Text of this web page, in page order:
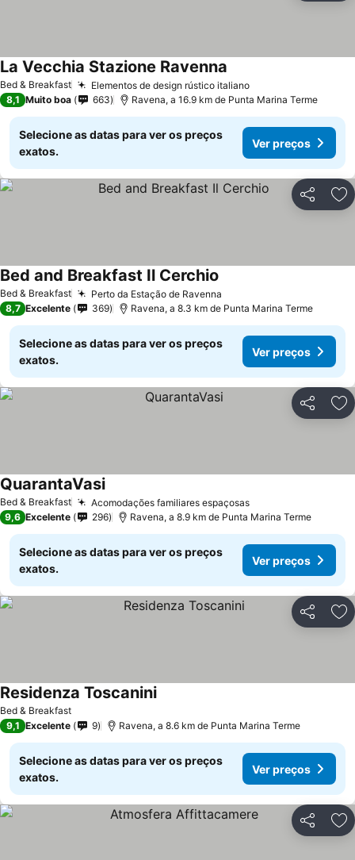
Bed & Breakfast Elementos de design rústico italiano
La Vecchia Stazione Ravenna
8,1 Muito boa 663 Ravena, a 16.9 km de Punta Marina Terme
Selecione as datas para ver os preços
exatos.
Ver preços
Partilhar
Bed & Breakfast Perto da Estação de Ravenna
Bed and Breakfast Il Cerchio
8,7 Excelente 369 Ravena, a 8.3 km de Punta Marina Terme
Selecione as datas para ver os preços
exatos.
Ver preços
Partilhar
Bed & Breakfast Acomodações familiares espaçosas
QuarantaVasi
9,6 Excelente 296 Ravena, a 8.9 km de Punta Marina Terme
Selecione as datas para ver os preços
exatos.
Ver preços
Partilhar
Bed & Breakfast
Residenza Toscanini
9,1 Excelente 9 Ravena, a 8.6 km de Punta Marina Terme
Selecione as datas para ver os preços
exatos.
Ver preços
Partilhar